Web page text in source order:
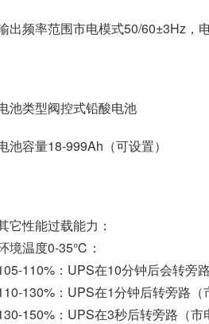
出频率范围市电模式50/60±3Hz，
池类型阀控式铅酸电池
池容量18-999Ah（可设置）
它性能过载能力：
境温度0-35℃：
110%：UPS在10分钟后会转旁
130%：UPS在1分钟后转旁路（
150%：UPS在3秒后转旁路（市